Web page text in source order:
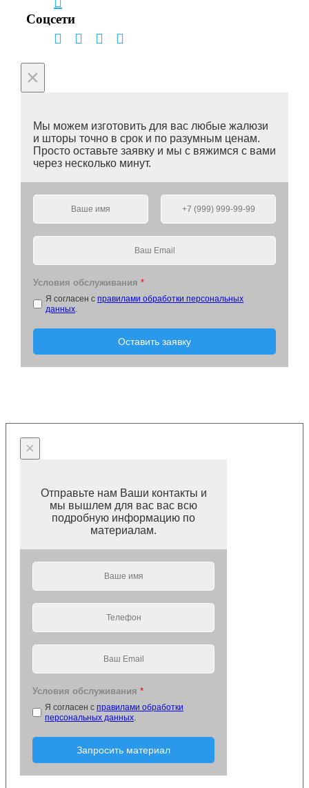
Соцсети
×
Мы можем изготовить для вас любые жалюзи
и шторы точно в срок и по разумным ценам.
Просто оставьте заявку и мы с вяжимся с вами
через несколько минут.
Условия обслуживания *
Я согласен с правилами обработки персональных
данных
Оставить заявку
×
Отправьте нам Ваши контакты и
мы вышлем для вас вас всю
подробную информацию по
материалам.
Условия обслуживания *
Я согласен с правилами обработки
персональных данных
Запросить материал